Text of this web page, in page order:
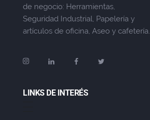
de negocio: Herramientas,
Seguridad Industrial, Papelería y
artículos de oficina, Aseo y cafetería.
LINKS DE INTERÉS